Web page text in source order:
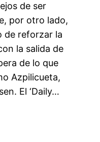
de ser
por otro lado,
de reforzar la
la salida de
de lo que
Azpilicueta,
El ‘Daily…